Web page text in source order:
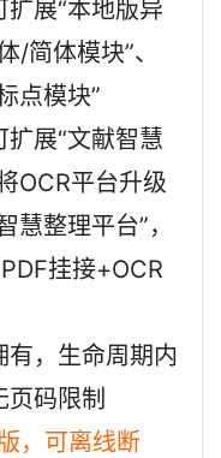
展“本地版异
/简体模块”、
点模块”
展“文献智慧
OCR平台升级
慧整理平台”，
挂接+OCR
，生命周期内
码限制
，可离线断